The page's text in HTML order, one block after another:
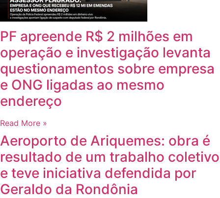
PF apreende R$ 2 milhões em
operação e investigação levanta
questionamentos sobre empresa
e ONG ligadas ao mesmo
endereço
Read More »
Aeroporto de Ariquemes: obra é
resultado de um trabalho coletivo
e teve iniciativa defendida por
Geraldo da Rondônia